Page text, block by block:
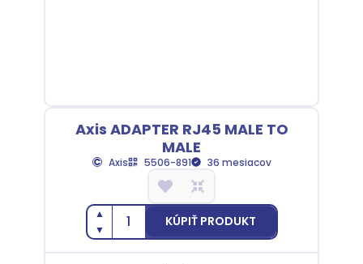
Axis ADAPTER RJ45 MALE TO
MALE
Axis 5506-891 36 mesiacov
▲
▼
KÚPIŤ PRODUKT